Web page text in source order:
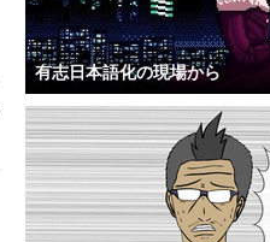
有志日本語化の現場から